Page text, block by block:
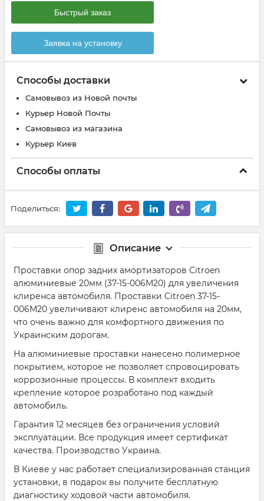
Быстрый заказ
Заявка на установку
Способы доставки
Самовывоз из Новой почты
Курьер Новой Почты
Самовывоз из магазина
Курьер Киев
Способы оплаты
Поделиться:
Описание
Проставки опор задних амортизаторов Citroen
алюминиевые 20мм (37-15-006М20) для увеличения
клиренса автомобиля. Проставки Citroen 37-15-
006M20 увеличивают клиренс автомобиля на 20мм,
что очень важно для комфортного движения по
Украинским дорогам.
На алюминиевые проставки нанесено полимерное
покрытием, которое не позволяет спровоцировать
коррозионные процессы. В комплект входить
крепление которое розработано под каждый
автомобиль.
Гарантия 12 месяцев без ограничения условий
эксплуатации. Все продукция имеет сертификат
качества. Производство Украина.
В Киеве у нас работает специализированная станция
установки, в подарок вы получите бесплатную
диагностику ходовой части автомобиля.